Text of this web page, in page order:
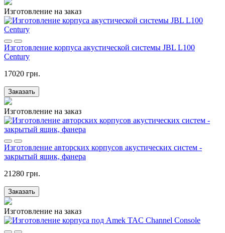
Изготовление на заказ
Изготовление корпуса акустической системы JBL L100
Century
17020 грн.
Заказать
Изготовление на заказ
Изготовление авторских корпусов акустических систем -
закрытый ящик, фанера
21280 грн.
Заказать
Изготовление на заказ